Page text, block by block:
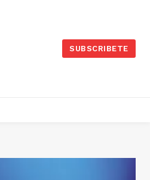
SUBSCRIBETE